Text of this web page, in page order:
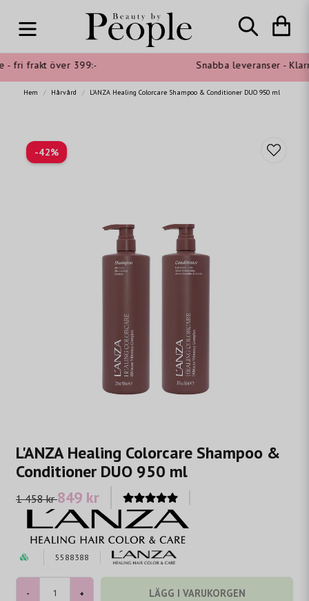
- fri frakt över 399:- Snabba leveranser -
Hem Hårvård L'ANZA Healing Colorcare Shampoo & Conditioner DUO 950 ml
-42%
L'ANZA Healing Colorcare Shampoo &
Conditioner DUO 950 ml
1 458 kr849 kr
5588388
- + LÄGG I VARUKORGEN